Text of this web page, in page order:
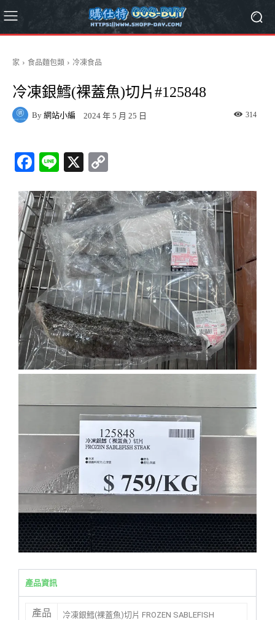
家 食品麵包類 冷凍食品
冷凍銀鱈(裸蓋魚)切片#125848
By 網站小編 2024 年 5 月 25 日 314
Fa
bo
ok
Li
X
y
Li
nk
產品資訊
產品
冷凍銀鱈(裸蓋魚)切片 FROZEN SABLEFISH